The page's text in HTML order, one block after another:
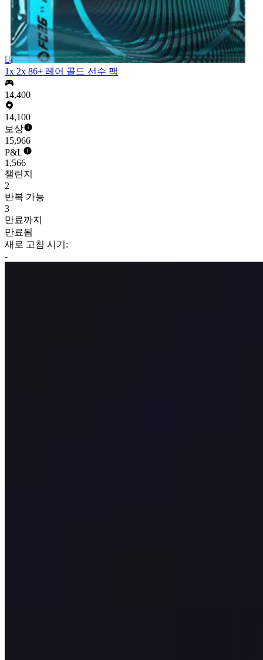

1x 2x 86+ 레어 골드 선수 팩
14,400
14,100
보상
15,966
P&L
1,566
챌린지
2
반복 가능
3
만료까지
만료됨
새로 고침 시기:
-